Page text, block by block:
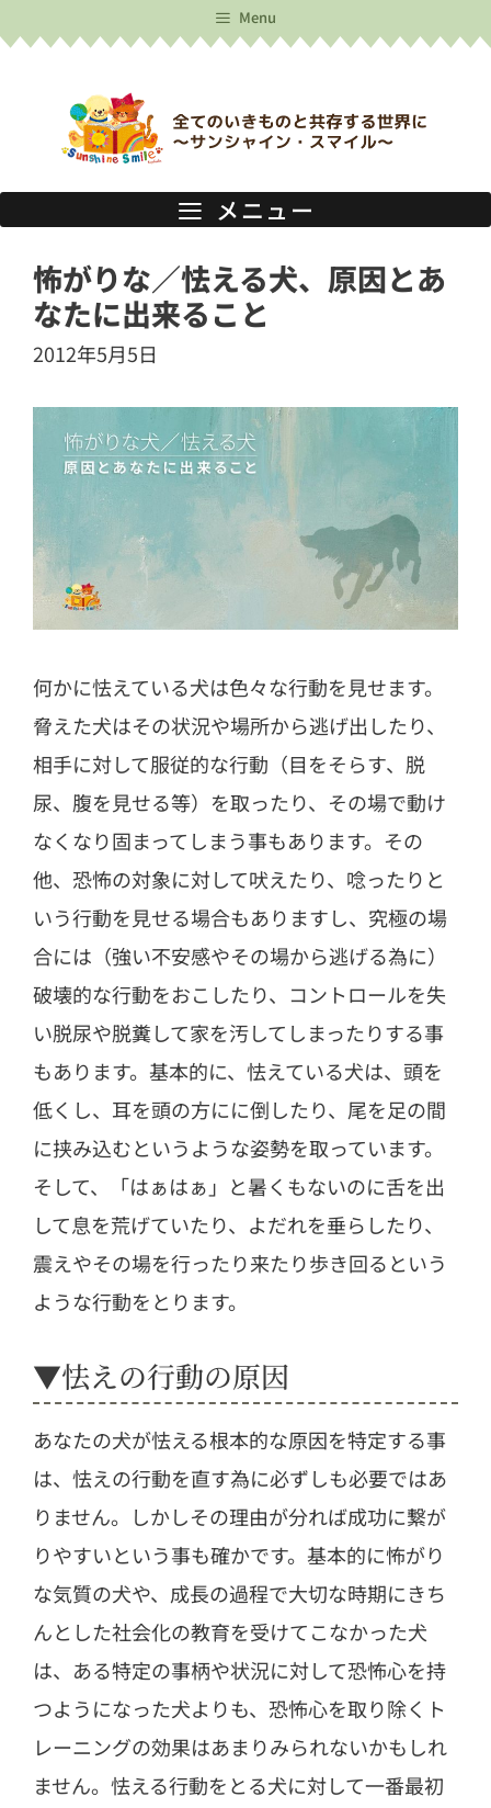
ン
Menu
メニュー
怖がりな／怯える犬、原因とあ
なたに出来ること
2012年5月5日
何かに怯えている犬は色々な行動を見せます。
脅えた犬はその状況や場所から逃げ出したり、
相手に対して服従的な行動（目をそらす、脱
尿、腹を見せる等）を取ったり、その場で動け
なくなり固まってしまう事もあります。その
他、恐怖の対象に対して吠えたり、唸ったりと
いう行動を見せる場合もありますし、究極の場
合には（強い不安感やその場から逃げる為に）
破壊的な行動をおこしたり、コントロールを失
い脱尿や脱糞して家を汚してしまったりする事
もあります。基本的に、怯えている犬は、頭を
低くし、耳を頭の方にに倒したり、尾を足の間
に挟み込むというような姿勢を取っています。
そして、「はぁはぁ」と暑くもないのに舌を出
して息を荒げていたり、よだれを垂らしたり、
震えやその場を行ったり来たり歩き回るという
ような行動をとります。
▼怯えの行動の原因
あなたの犬が怯える根本的な原因を特定する事
は、怯えの行動を直す為に必ずしも必要ではあ
りません。しかしその理由が分れば成功に繋が
りやすいという事も確かです。基本的に怖がり
な気質の犬や、成長の過程で大切な時期にきち
んとした社会化の教育を受けてこなかった犬
は、ある特定の事柄や状況に対して恐怖心を持
つようになった犬よりも、恐怖心を取り除くト
レーニングの効果はあまりみられないかもしれ
ません。怯える行動をとる犬に対して一番最初